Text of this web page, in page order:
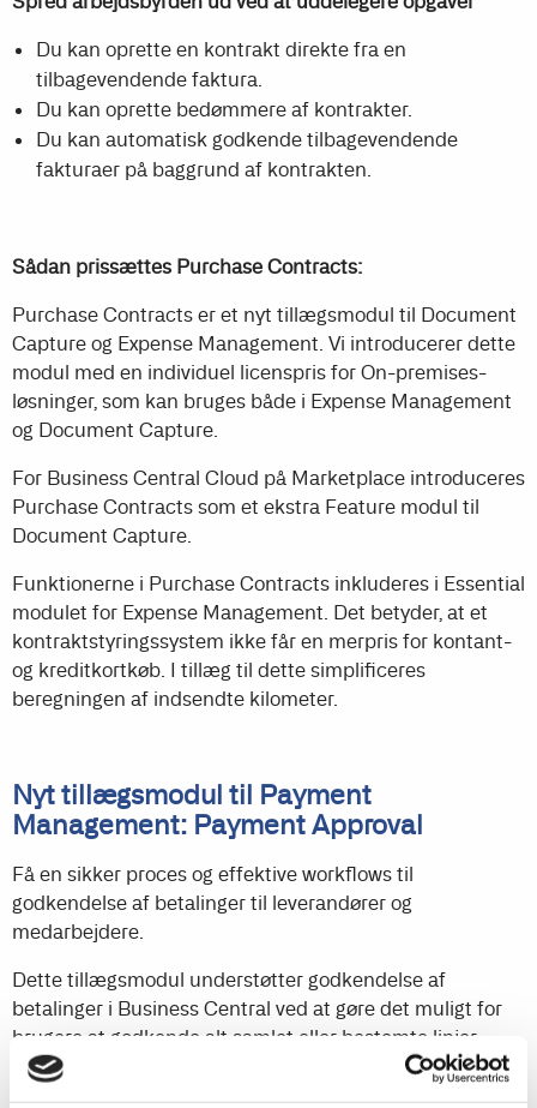
Du kan oprette en kontrakt direkte fra en
tilbagevendende faktura.
Du kan oprette bedømmere af kontrakter.
Du kan automatisk godkende tilbagevendende
fakturaer på baggrund af kontrakten.
Sådan prissættes Purchase Contracts:
Purchase Contracts er et nyt tillægsmodul til Document
Capture og Expense Management. Vi introducerer dette
modul med en individuel licenspris for On-premises-
løsninger, som kan bruges både i Expense Management
og Document Capture.
For Business Central Cloud på Marketplace introduceres
Purchase Contracts som et ekstra Feature modul til
Document Capture.
Funktionerne i Purchase Contracts inkluderes i Essential
modulet for Expense Management. Det betyder, at et
kontraktstyringssystem ikke får en merpris for kontant-
og kreditkortkøb. I tillæg til dette simplificeres
beregningen af indsendte kilometer.
Nyt tillægsmodul til Payment
Management: Payment Approval
Få en sikker proces og effektive workflows til
godkendelse af betalinger til leverandører og
medarbejdere.
Dette tillægsmodul understøtter godkendelse af
betalinger i Business Central ved at gøre det muligt for
brugere at godkende alt samlet eller bestemte linjer
(leverandør- eller medarbejderbetalinger) i en og samme